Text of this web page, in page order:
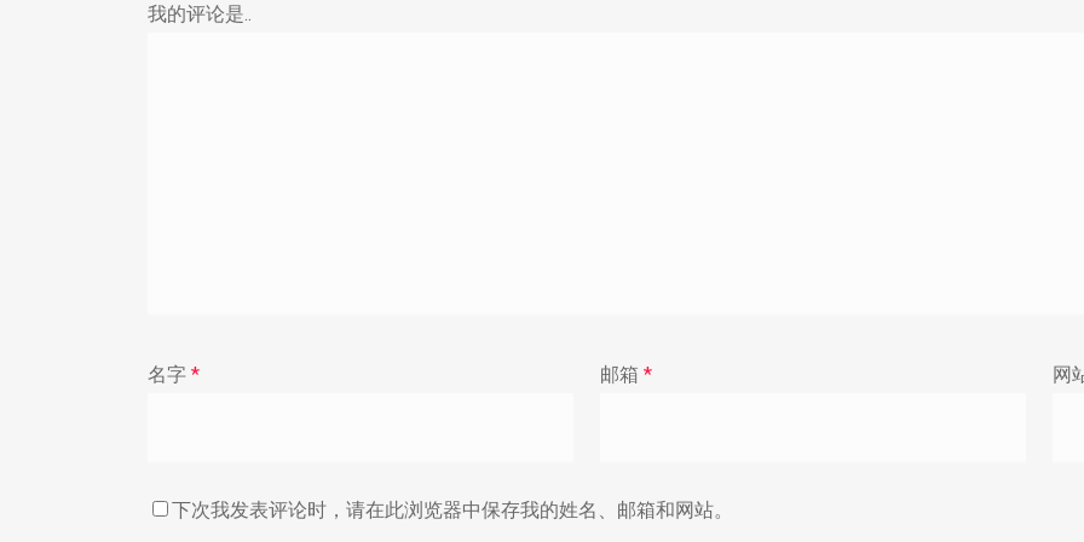
我的评论是..
名字 * 邮箱 * 网
下次我发表评论时，请在此浏览器中保存我的姓名、邮箱和网站。